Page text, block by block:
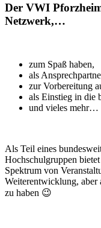
Der VWI
Netzwerk,…
zum Spaß haben,
als
zur Vorbereitung
als Einstieg in die
und vieles mehr…
Als Teil eines
Hochschulgruppen
Spektrum von
Weiterentwicklung, aber
zu haben 😉